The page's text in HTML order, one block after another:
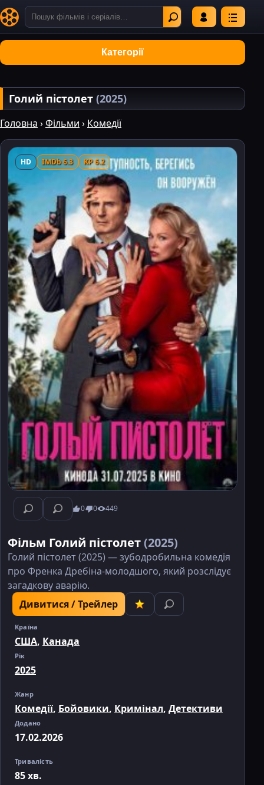
Категорії
Голий пістолет (2025)
Головна ›Фільми › Комедії
HD IMDb 6.3 KP 6.2
0 0 449
Фільм Голий пістолет(2025)
Голий пістолет (2025) — зубодробильна комедія
про Френка Дребіна-молодшого, який розслідує
загадкову аварію.
Дивитися / Трейлер
Країна
США, Канада
Рік
2025
Жанр
Комедії, Бойовики, Кримінал, Детективи
Додано
17.02.2026
Тривалість
85 хв.